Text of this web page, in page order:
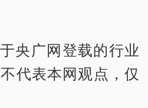
央广网登载的行业
代表本网观点，仅